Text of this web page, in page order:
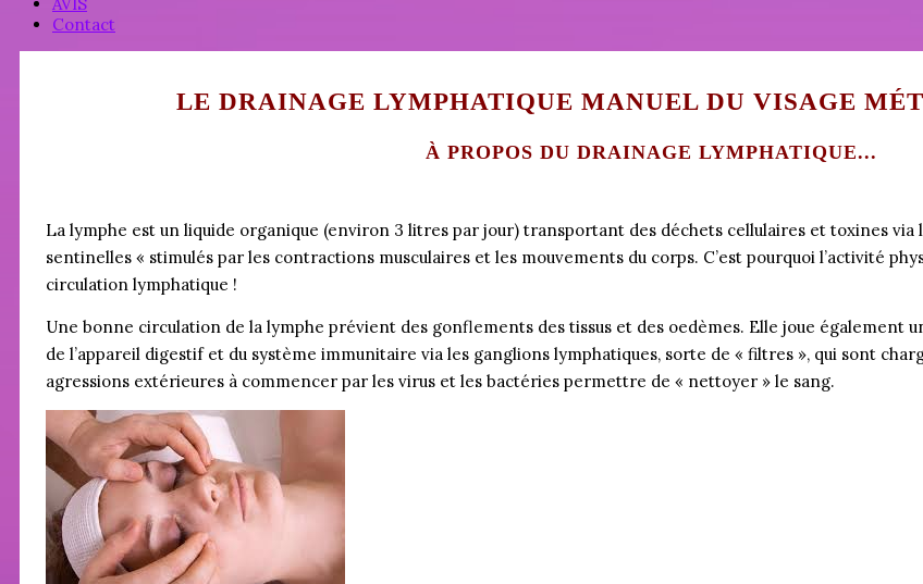
Contact
LE DRAINAGE LYMPHATIQUE MANUEL DU VISAGE
À PROPOS DU DRAINAGE LYMPHATIQUE...
La lymphe est un liquide organique (environ 3 litres par jour) transportant des déchets cellulaires et toxines via
sentinelles « stimulés par les contractions musculaires et les mouvements du corps. C’est pourquoi l’activité
circulation lymphatique !
Une bonne circulation de la lymphe prévient des gonflements des tissus et des oedèmes. Elle joue également
de l’appareil digestif et du système immunitaire via les ganglions lymphatiques, sorte de « filtres », qui sont
agressions extérieures à commencer par les virus et les bactéries permettre de « nettoyer » le sang.